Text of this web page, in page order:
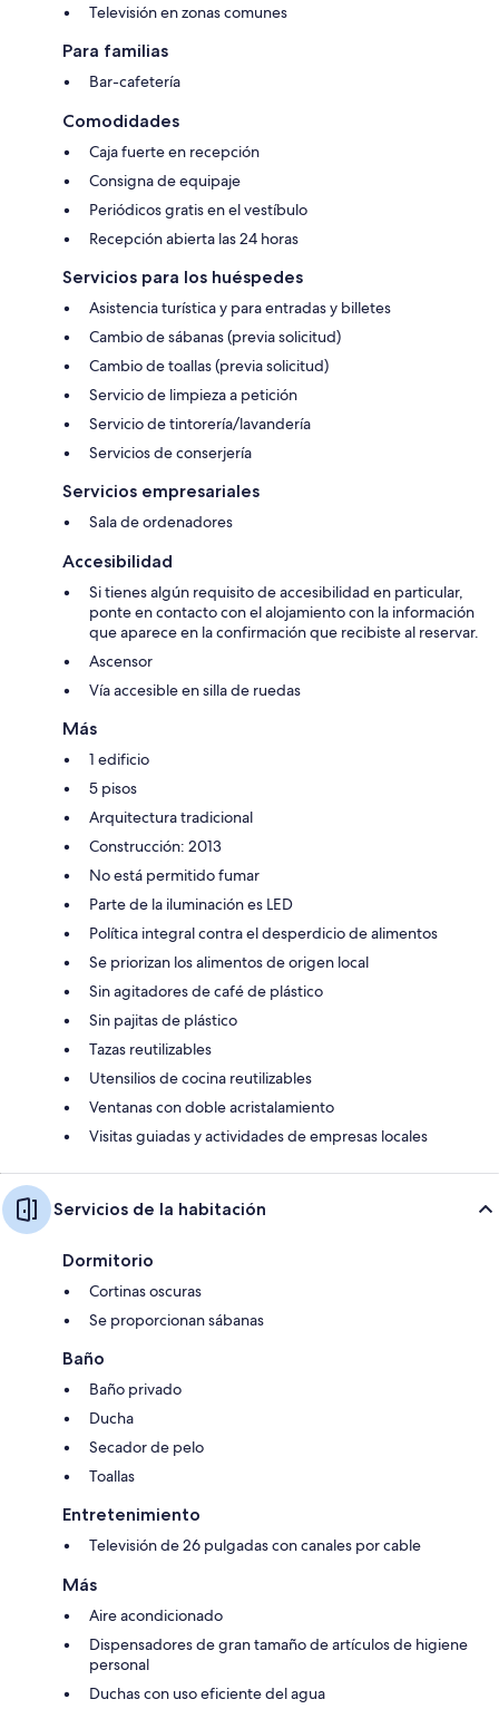
Televisión en zonas comunes
Para familias
Bar-cafetería
Comodidades
Caja fuerte en recepción
Consigna de equipaje
Periódicos gratis en el vestíbulo
Recepción abierta las 24 horas
Servicios para los huéspedes
Asistencia turística y para entradas y billetes
Cambio de sábanas (previa solicitud)
Cambio de toallas (previa solicitud)
Servicio de limpieza a petición
Servicio de tintorería/lavandería
Servicios de conserjería
Servicios empresariales
Sala de ordenadores
Accesibilidad
Si tienes algún requisito de accesibilidad en particular,
ponte en contacto con el alojamiento con la información
que aparece en la confirmación que recibiste al reservar.
Ascensor
Vía accesible en silla de ruedas
Más
1 edificio
5 pisos
Arquitectura tradicional
Construcción: 2013
No está permitido fumar
Parte de la iluminación es LED
Política integral contra el desperdicio de alimentos
Se priorizan los alimentos de origen local
Sin agitadores de café de plástico
Sin pajitas de plástico
Tazas reutilizables
Utensilios de cocina reutilizables
Ventanas con doble acristalamiento
Visitas guiadas y actividades de empresas locales
Servicios de la habitación
Dormitorio
Cortinas oscuras
Se proporcionan sábanas
Baño
Baño privado
Ducha
Secador de pelo
Toallas
Entretenimiento
Televisión de 26 pulgadas con canales por cable
Más
Aire acondicionado
Dispensadores de gran tamaño de artículos de higiene
personal
Duchas con uso eficiente del agua